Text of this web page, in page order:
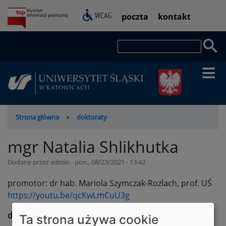
Przejdź
do
treści
Pasek
dostępności
poczta kontakt
Ścieżka
Strona główna doktoraty
mgr Natalia Shlikhutka
Dodane przez admin - pon., 08/23/2021 - 13:42
promotor: dr hab. Mariola Szymczak-Rozlach, prof. UŚ
https://youtu.be/qcKwLmCuU3g
dziedzina
Ta strona używa cookie